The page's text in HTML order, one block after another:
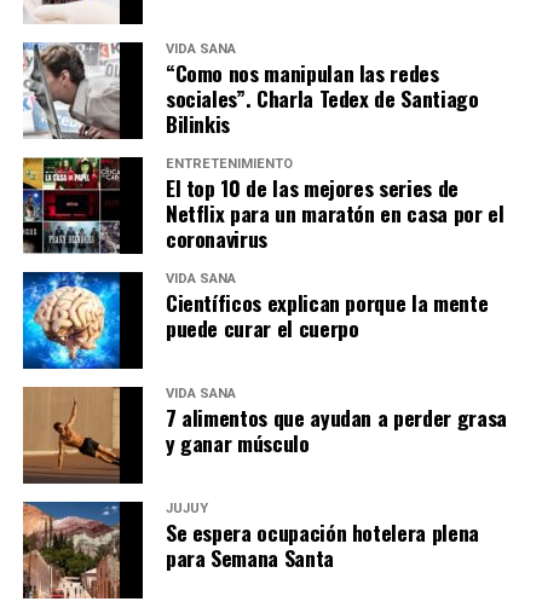
VIDA SANA
“Como nos manipulan las redes
sociales”. Charla Tedex de Santiago
Bilinkis
ENTRETENIMIENTO
El top 10 de las mejores series de
Netflix para un maratón en casa por el
coronavirus
VIDA SANA
Científicos explican porque la mente
puede curar el cuerpo
VIDA SANA
7 alimentos que ayudan a perder grasa
y ganar músculo
JUJUY
Se espera ocupación hotelera plena
para Semana Santa